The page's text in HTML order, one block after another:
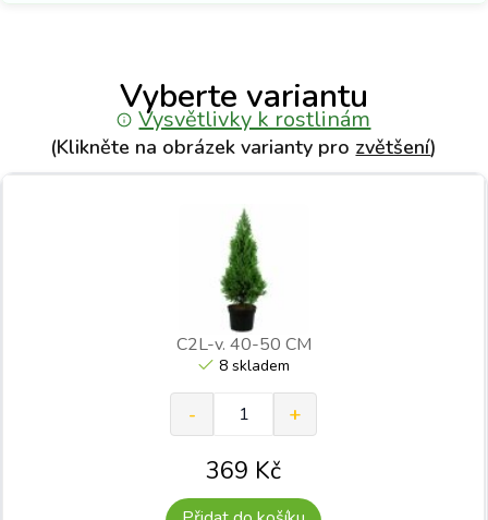
Vyberte variantu
Vysvětlivky k rostlinám
(Klikněte na obrázek varianty pro zvětšení)
C2L-v. 40-50 CM
8 skladem
369 Kč